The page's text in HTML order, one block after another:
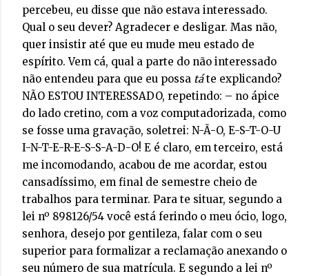
percebeu, eu disse que não estava interessado.
Qual o seu dever? Agradecer e desligar. Mas não,
quer insistir até que eu mude meu estado de
espírito. Vem cá, qual a parte do não interessado
não entendeu para que eu possa táte explicando?
NÃO ESTOU INTERESSADO, repetindo: – no ápice
do lado cretino, com a voz computadorizada, como
se fosse uma gravação, soletrei: N-Ã-O, E-S-T-O-U
I-N-T-E-R-E-S-S-A-D-O! E é claro, em terceiro, está
me incomodando, acabou de me acordar, estou
cansadíssimo, em final de semestre cheio de
trabalhos para terminar. Para te situar, segundo a
lei nº 898126/54 você está ferindo o meu ócio, logo,
senhora, desejo por gentileza, falar com o seu
superior para formalizar a reclamação anexando o
seu número de sua matrícula. E segundo a lei nº